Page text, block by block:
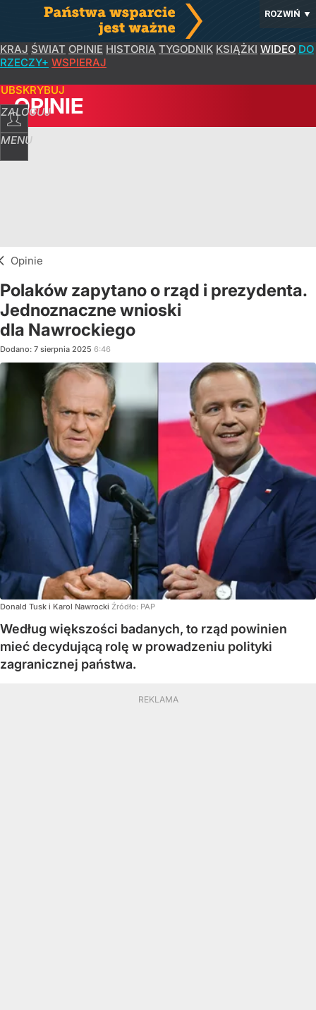
ROZWIŃ ▼
KRAJ ŚWIAT OPINIE HISTORIA TYGODNIK KSIĄŻKI WIDEO DO
RZECZY+ WSPIERAJ
ZALOGUJ
MENU
OPINIE
Opinie
Polaków zapytano o rząd i prezydenta.
Jednoznaczne wnioski
dla Nawrockiego
Dodano: 7 sierpnia 2025 6:46
Donald Tusk i Karol Nawrocki Źródło: PAP
Według większości badanych, to rząd powinien
mieć decydującą rolę w prowadzeniu polityki
zagranicznej państwa.